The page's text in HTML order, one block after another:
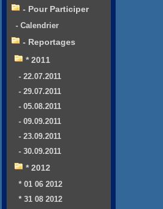
- Pour Participer
- Calendrier
- Reportages
* 2011
- 22.07.2011
- 29.07.2011
- 05.08.2011
- 09.09.2011
- 23.09.2011
- 30.09.2011
* 2012
* 01 06 2012
* 31 08 2012